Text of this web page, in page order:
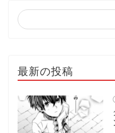
最新の投稿